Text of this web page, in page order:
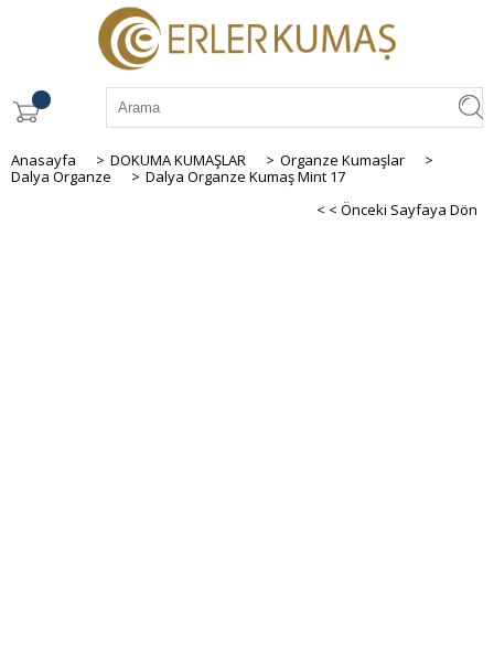
Anasayfa > DOKUMA KUMAŞLAR > Organze Kumaşlar
>
Dalya Organze
> Dalya Organze Kumaş Mint 17
< < Önceki Sayfaya Dön